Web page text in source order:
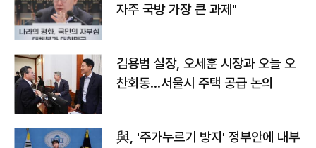
자주 국방 가장 큰 과제"
김용범 실장, 오세훈 시장과 오늘 오
찬회동...서울시 주택 공급 논의
與, '주가누르기 방지' 정부안에 내부